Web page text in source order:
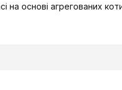
основі агрегованих